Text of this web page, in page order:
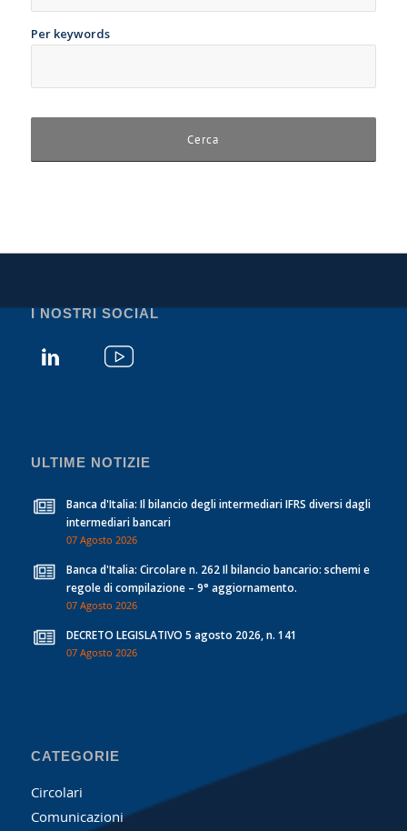
Per keywords
I NOSTRI SOCIAL
ULTIME NOTIZIE
Banca d'Italia: Il bilancio degli intermediari IFRS diversi dagli
intermediari bancari
07 Agosto 2026
Banca d'Italia: Circolare n. 262 Il bilancio bancario: schemi e
regole di compilazione – 9° aggiornamento.
07 Agosto 2026
DECRETO LEGISLATIVO 5 agosto 2026, n. 141
07 Agosto 2026
CATEGORIE
Circolari
Comunicazioni